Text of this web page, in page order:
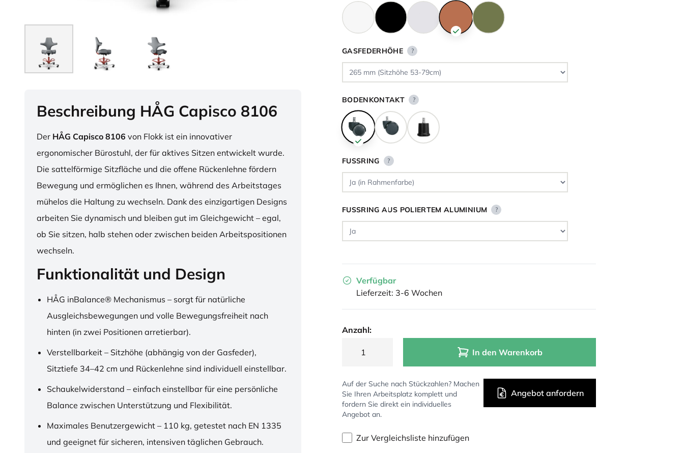
Beschreibung HÅG Capisco 8106
Der HÅG Capisco 8106 von Flokk ist ein innovativer
ergonomischer Bürostuhl, der für aktives Sitzen entwickelt wurde.
Die sattelförmige Sitzfläche und die offene Rückenlehne fördern
Bewegung und ermöglichen es Ihnen, während des Arbeitstages
mühelos die Haltung zu wechseln. Dank des einzigartigen Designs
arbeiten Sie dynamisch und bleiben gut im Gleichgewicht – egal,
ob Sie sitzen, halb stehen oder zwischen beiden Arbeitspositionen
wechseln.
Funktionalität und Design
HÅG inBalance® Mechanismus – sorgt für natürliche
Ausgleichsbewegungen und volle Bewegungsfreiheit nach
hinten (in zwei Positionen arretierbar).
Verstellbarkeit – Sitzhöhe (abhängig von der Gasfeder),
Sitztiefe 34–42 cm und Rückenlehne sind individuell einstellbar.
Schaukelwiderstand – einfach einstellbar für eine persönliche
Balance zwischen Unterstützung und Flexibilität.
Maximales Benutzergewicht – 110 kg, getestet nach EN 1335
und geeignet für sicheren, intensiven täglichen Gebrauch.
GASFEDERHÖHE ?
BODENKONTAKT ?
FUSSRING ?
FUSSRING AUS POLIERTEM ALUMINIUM ?
Verfügbar
Lieferzeit: 3-6 Wochen
Anzahl:
In den Warenkorb
Auf der Suche nach Stückzahlen? Machen
Sie Ihren Arbeitsplatz komplett und
fordern Sie direkt ein individuelles
Angebot an.
Angebot anfordern
Zur Vergleichsliste hinzufügen